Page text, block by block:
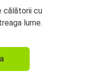
călătorii cu
lume.